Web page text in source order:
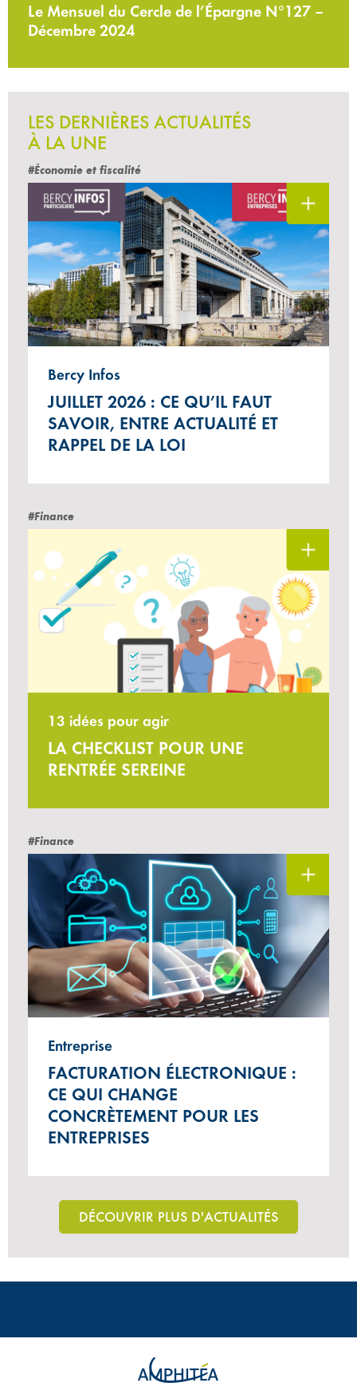
Le Mensuel du Cercle de l’Épargne N°127 –
Décembre 2024
LES DERNIÈRES ACTUALITÉS
À LA UNE
#Économie et fiscalité
Bercy Infos
JUILLET 2026 : CE QU’IL FAUT
SAVOIR, ENTRE ACTUALITÉ ET
RAPPEL DE LA LOI
#Finance
13 idées pour agir
LA CHECKLIST POUR UNE
RENTRÉE SEREINE
#Finance
Entreprise
FACTURATION ÉLECTRONIQUE :
CE QUI CHANGE
CONCRÈTEMENT POUR LES
ENTREPRISES
DÉCOUVRIR PLUS D'ACTUALITÉS